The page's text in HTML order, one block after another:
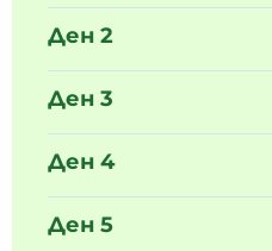
Ден 2
Ден 3
Ден 4
Ден 5